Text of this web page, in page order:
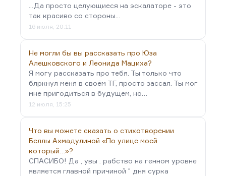
...Да просто целующиеся на эскалаторе - это
так красиво со стороны...
16 июля, 20:11
Не могли бы вы рассказать про Юза
Алешковского и Леонида Мациха?
Я могу рассказать про тебя. Ты только что
блркнул меня в своём ТГ, просто зассал. Ты мог
мне пригодиться в будущем, но…
12 июля, 15:25
Что вы можете сказать о стихотворении
Беллы Ахмадулиной «По улице моей
который…»?
СПАСИБО! Да , увы . рабство на генном уровне
является главной причиной " дня сурка